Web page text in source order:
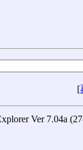
[
Ver 7.04a